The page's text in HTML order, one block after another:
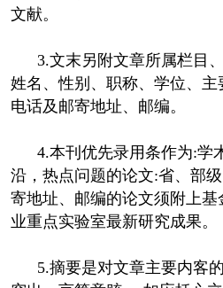
文献。
3.文末另附文章所属栏目
姓名、性别、职称、学位、
电话及邮寄地址、邮编。
4.本刊优先录用条作为:学
沿，热点问题的论文:省、部
寄地址、邮编的论文须附上
业重点实验室最新研究成果。
5.摘要是对文章主要内客的